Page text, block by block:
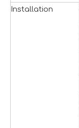
Installation